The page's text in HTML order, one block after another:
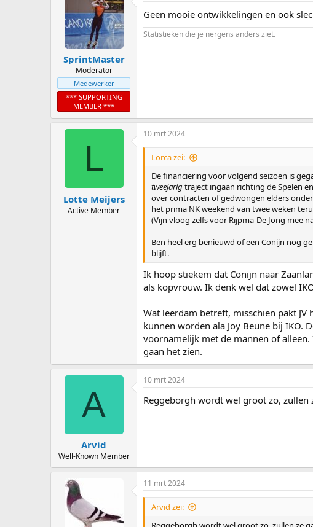
SprintMaster
Moderator
Medewerker
*** SUPPORTING
MEMBER ***
Geen mooie ontwikkelingen en ook
Statistieken die je nergens anders ziet.
L
Lotte Meijers
Active Member
10 mrt 2024
Lorca zei:
De financiering voor volgend seizoen is
tweejarig traject ingaan richting de Spelen
over contracten of gedwongen elders
het prima NK weekend van twee weken
(Vijn vloog zelfs voor Rijpma-De Jong mee
Ben heel erg benieuwd of een Conijn nog
blijft.
Ik hoop stiekem dat Conijn naar
als kopvrouw. Ik denk wel dat zowel
Wat leerdam betreft, misschien pakt
kunnen worden ala Joy Beune bij IKO.
voornamelijk met de mannen of
gaan het zien.
A
Arvid
Well-Known Member
10 mrt 2024
Reggeborgh wordt wel groot zo, zullen
11 mrt 2024
Arvid zei: